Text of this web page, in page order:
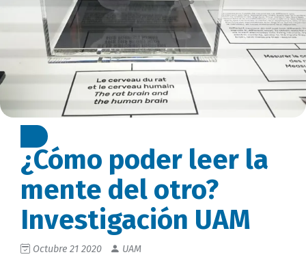
¿Cómo poder leer la
mente del otro?
Investigación UAM
Octubre 21 2020
UAM